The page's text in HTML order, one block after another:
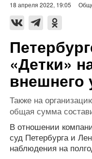
18 апреля 2022, 19:05
«Детки»
внешнего
Также на
общая сумма
В отношении
суд Петербурга и
наблюдения на